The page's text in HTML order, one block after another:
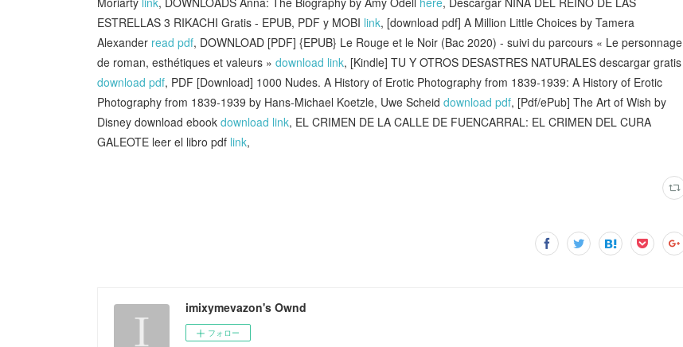
ESTRELLAS 3 RIKACHI Gratis - EPUB, PDF y MOBI link, [download pdf] A Million Little Choices by Tamera
Alexander read pdf, DOWNLOAD [PDF] {EPUB} Le Rouge et le Noir (Bac 2020) - suivi du parcours « Le personnage
de roman, esthétiques et valeurs » download link, [Kindle] TU Y OTROS DESASTRES NATURALES descargar gratis
download pdf, PDF [Download] 1000 Nudes. A History of Erotic Photography from 1839-1939: A History of Erotic
Photography from 1839-1939 by Hans-Michael Koetzle, Uwe Scheid download pdf, [Pdf/ePub] The Art of Wish by
Disney download ebook download link, EL CRIMEN DE LA CALLE DE FUENCARRAL: EL CRIMEN DEL CURA
GALEOTE leer el libro pdf link,
imixymevazon's Ownd
フォロー